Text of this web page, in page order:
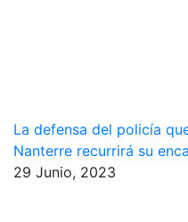
La defensa del policía
Nanterre recurrirá su
29 Junio, 2023